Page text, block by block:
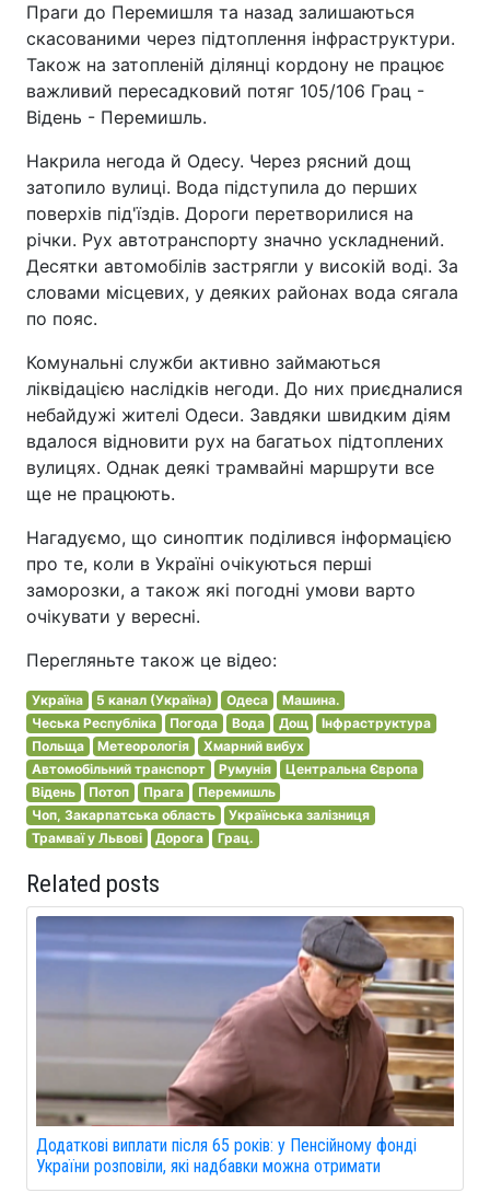
Праги до Перемишля та назад залишаються
скасованими через підтоплення інфраструктури.
Також на затопленій ділянці кордону не працює
важливий пересадковий потяг 105/106 Грац -
Відень - Перемишль.
Накрила негода й Одесу. Через рясний дощ
затопило вулиці. Вода підступила до перших
поверхів під'їздів. Дороги перетворилися на
річки. Рух автотранспорту значно ускладнений.
Десятки автомобілів застрягли у високій воді. За
словами місцевих, у деяких районах вода сягала
по пояс.
Комунальні служби активно займаються
ліквідацією наслідків негоди. До них приєдналися
небайдужі жителі Одеси. Завдяки швидким діям
вдалося відновити рух на багатьох підтоплених
вулицях. Однак деякі трамвайні маршрути все
ще не працюють.
Нагадуємо, що синоптик поділився інформацією
про те, коли в Україні очікуються перші
заморозки, а також які погодні умови варто
очікувати у вересні.
Перегляньте також це відео:
Україна 5 канал (Україна) Одеса
Машина.
Чеська Республіка
Погода Вода Дощ
Інфраструктура
Польща
Метеорологія
Хмарний вибух
Автомобільний транспорт
Румунія
Центральна Європа
Відень
Потоп Прага
Перемишль
Чоп, Закарпатська область
Українська залізниця
Трамваї у Львові
Дорога Грац.
Related posts
Додаткові виплати після 65 років: у Пенсійному фонді
України розповіли, які надбавки можна отримати